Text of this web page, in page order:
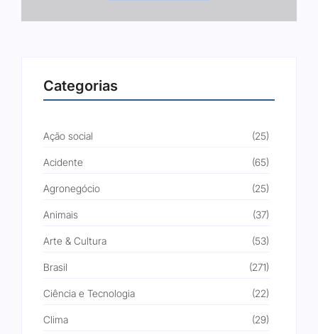
Categorias
Ação social (25)
Acidente (65)
Agronegócio (25)
Animais (37)
Arte & Cultura (53)
Brasil (271)
Ciência e Tecnologia (22)
Clima (29)